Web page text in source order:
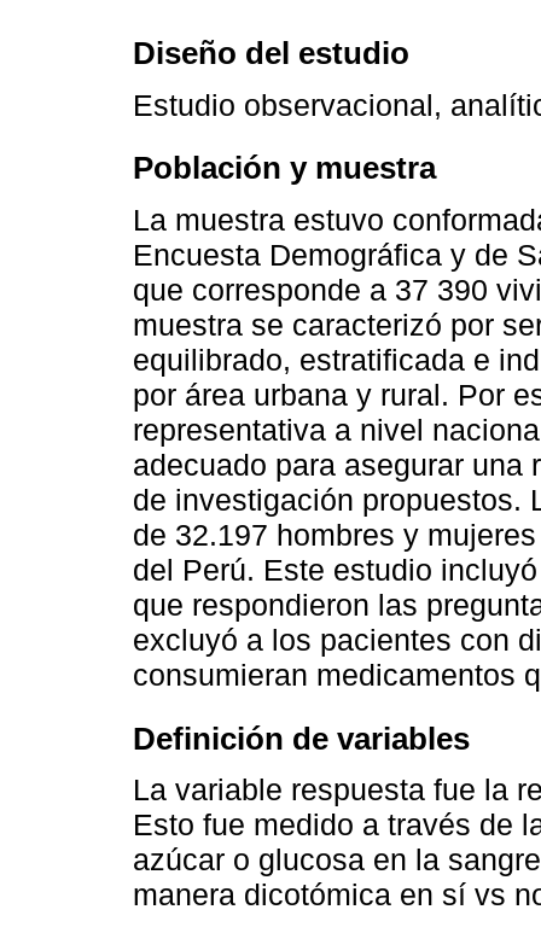
Diseño del estudio
Estudio observacional,
Población y muestra
La muestra estuvo
Encuesta Demográfica y de
que corresponde a 37 390
muestra se caracterizó por
equilibrado, estratificada e
por área urbana y rural. Por
representativa a nivel
adecuado para asegurar una
de investigación propuestos.
de 32.197 hombres y
del Perú. Este estudio
que respondieron las
excluyó a los pacientes con
consumieran medicamentos
Definición de variables
La variable respuesta fue la
Esto fue medido a través de
azúcar o glucosa en la
manera dicotómica en sí vs